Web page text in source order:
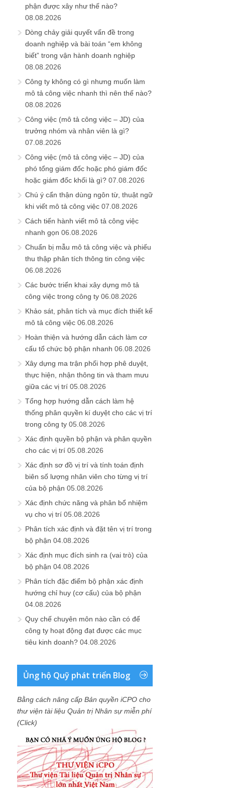
phận được xây như thế nào?
08.08.2026
Dòng chảy giải quyết vấn đề trong
doanh nghiệp và bài toán “em không
biết” trong vận hành doanh nghiệp
08.08.2026
Công ty không có gì nhưng muốn làm
mô tả công việc nhanh thì nên thế nào?
08.08.2026
Công việc (mô tả công việc – JD) của
trưởng nhóm và nhân viên là gì?
07.08.2026
Công việc (mô tả công việc – JD) của
phó tổng giám đốc hoặc phó giám đốc
hoặc giám đốc khối là gì? 07.08.2026
Chú ý cẩn thận dùng ngôn từ, thuật ngữ
khi viết mô tả công việc 07.08.2026
Cách tiến hành viết mô tả công việc
nhanh gọn 06.08.2026
Chuẩn bị mẫu mô tả công việc và phiếu
thu thập phân tích thông tin công việc
06.08.2026
Các bước triển khai xây dựng mô tả
công việc trong công ty 06.08.2026
Khảo sát, phân tích và mục đích thiết kế
mô tả công việc 06.08.2026
Hoàn thiện và hướng dẫn cách làm cơ
cấu tổ chức bộ phận nhanh 06.08.2026
Xây dựng ma trận phối hợp phê duyệt,
thực hiện, nhận thông tin và tham mưu
giữa các vị trí 05.08.2026
Tổng hợp hướng dẫn cách làm hệ
thống phân quyền kí duyệt cho các vị trí
trong công ty 05.08.2026
Xác định quyền bộ phận và phân quyền
cho các vị trí 05.08.2026
Xác định sơ đồ vị trí và tính toán định
biên số lượng nhân viên cho từng vị trí
của bộ phận 05.08.2026
Xác định chức năng và phân bổ nhiệm
vụ cho vị trí 05.08.2026
Phân tích xác định và đặt tên vị trí trong
bộ phận 04.08.2026
Xác định mục đích sinh ra (vai trò) của
bộ phận 04.08.2026
Phân tích đặc điểm bộ phận xác định
hướng chỉ huy (cơ cấu) của bộ phận
04.08.2026
Quy chế chuyên môn nào cần có để
công ty hoạt động đạt được các mục
tiêu kinh doanh? 04.08.2026
Ủng hộ Quỹ phát triển Blog
Bằng cách nâng cấp Bản quyền iCPO cho
thư viện tài liệu Quản trị Nhân sự miễn phí
(Click)